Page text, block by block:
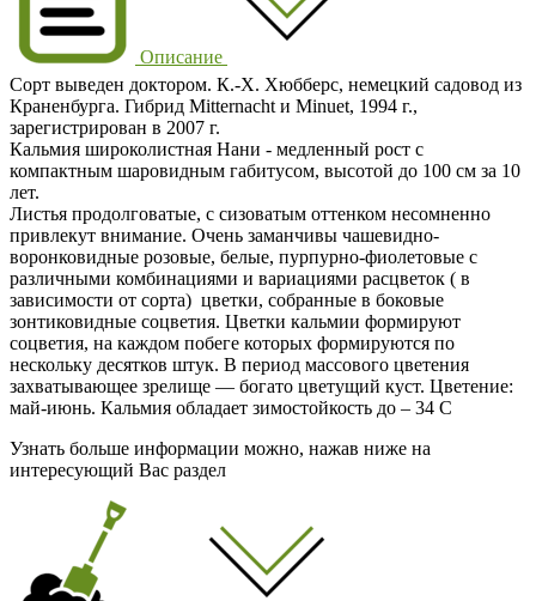
Описание
Сорт выведен доктором. К.-Х. Хюбберс, немецкий садовод из
Краненбурга. Гибрид Mitternacht и Minuet, 1994 г.,
зарегистрирован в 2007 г.
Кальмия широколистная Нани - медленный рост с
компактным шаровидным габитусом, высотой до 100 см за 10
лет.
Листья продолговатые, с сизоватым оттенком несомненно
привлекут внимание. Очень заманчивы чашевидно-
воронковидные розовые, белые, пурпурно-фиолетовые с
различными комбинациями и вариациями расцветок ( в
зависимости от сорта) цветки, собранные в боковые
зонтиковидные соцветия. Цветки кальмии формируют
соцветия, на каждом побеге которых формируются по
нескольку десятков штук. В период массового цветения
захватывающее зрелище — богато цветущий куст. Цветение:
май-июнь. Кальмия обладает зимостойкость до – 34 С
Узнать больше информации можно, нажав ниже на
интересующий Вас раздел